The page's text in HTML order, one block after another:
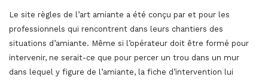
Le site règles de l’art amiante a été conçu par et pour les
professionnels qui rencontrent dans leurs chantiers des
situations d’amiante. Même si l’opérateur doit être formé pour
intervenir, ne serait-ce que pour percer un trou dans un mur
dans lequel y figure de l’amiante, la fiche d’intervention lui